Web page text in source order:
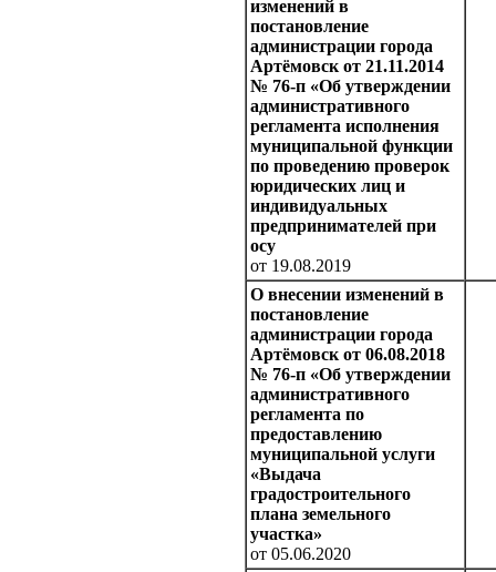
изменений в
постановление
администрации города
Артёмовск от 21.11.2014
№ 76-п «Об утверждении
административного
регламента исполнения
муниципальной функции
по проведению проверок
юридических лиц и
индивидуальных
предпринимателей при
осу
от 19.08.2019
О внесении изменений в
постановление
администрации города
Артёмовск от 06.08.2018
№ 76-п «Об утверждении
административного
регламента по
предоставлению
муниципальной услуги
«Выдача
градостроительного
плана земельного
участка»
от 05.06.2020